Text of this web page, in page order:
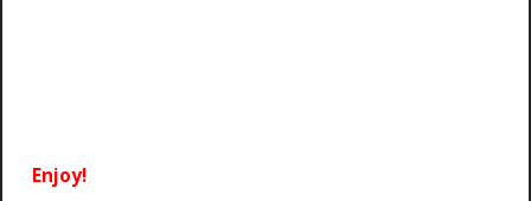
Enjoy!